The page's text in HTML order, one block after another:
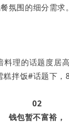
氛围的细分需求。
理的话题度居
拌饭#话题下，
02
钱包暂不富裕，